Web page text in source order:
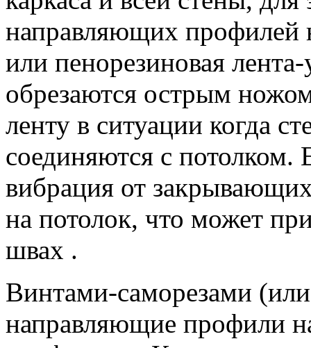
направляющих профилей
или пенорезиновая
обрезаются острым
ленту в ситуации когда
соединяются с потолком.
вибрация от
на потолок, что может
швах .
Винтами-саморезами
направляющие профили